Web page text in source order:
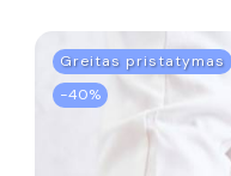
Greitas pristatymas
−40%